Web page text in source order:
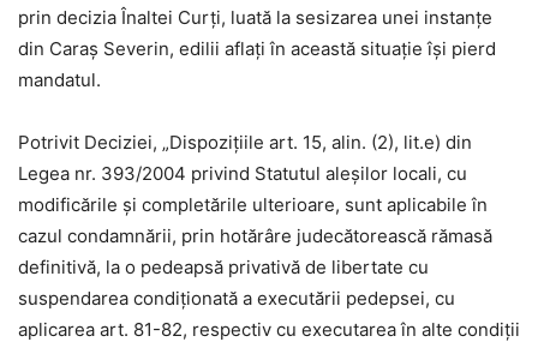
prin decizia Înaltei Curţi, luată la sesizarea unei instanţe
din Caraş Severin, edilii aflaţi în această situaţie îşi pierd
mandatul.
Potrivit Deciziei, „Dispoziţiile art. 15, alin. (2), lit.e) din
Legea nr. 393/2004 privind Statutul aleşilor locali, cu
modificările şi completările ulterioare, sunt aplicabile în
cazul condamnării, prin hotărâre judecătorească rămasă
definitivă, la o pedeapsă privativă de libertate cu
suspendarea condiţionată a executării pedepsei, cu
aplicarea art. 81-82, respectiv cu executarea în alte condiţii